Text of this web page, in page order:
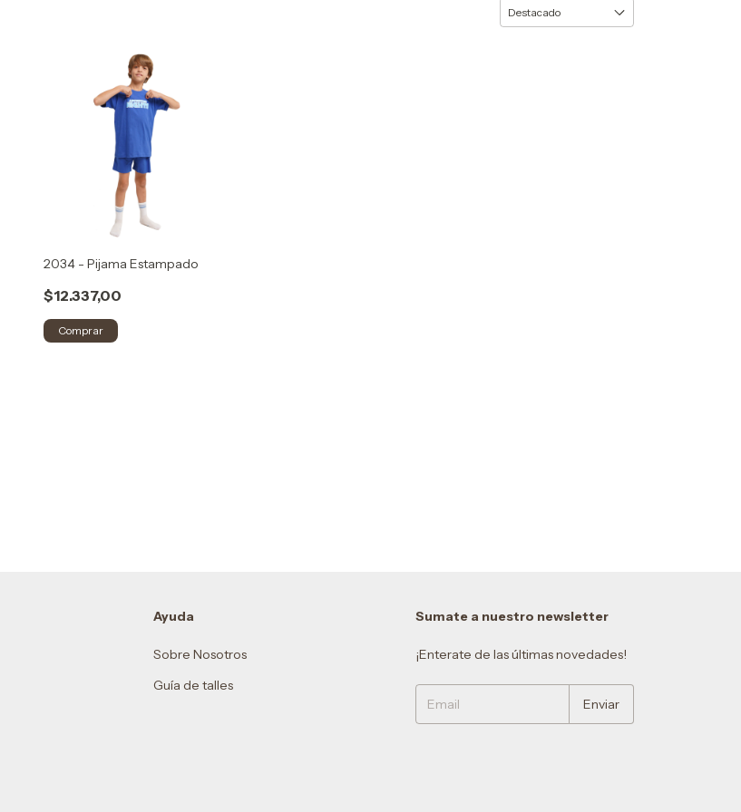
2034 - Pijama Estampado
$12.337,00
Comprar
Ayuda
Sobre Nosotros
Guía de talles
Sumate a nuestro newsletter
¡Enterate de las últimas novedades!